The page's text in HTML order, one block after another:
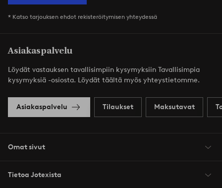
* Katso tarjouksen ehdot rekisteröitymisen yhteydessä
Asiakaspalvelu
Löydät vastauksen tavallisimpiin kysymyksiin Tavallisimpia
kysymyksiä -osiosta. Löydät täältä myös yhteystietomme.
Asiakaspalvelu Tilaukset Maksutavat
Omat sivut
Tietoa Jotexista